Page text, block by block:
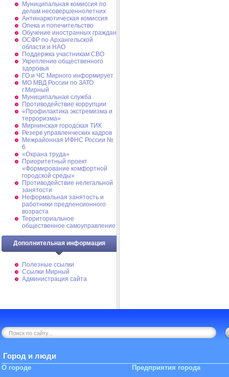
Муниципальная комиссия по
делам несовершеннолетних
Антинаркотическая комиссия
Опека и попечительство
Обучение иностранных граждан
ОСФР по Архангельской
области и НАО
Поддержка участникам СВО
Укрепление общественного
здоровья
ГО и ЧС Мирного информирует
МО МВД России по ЗАТО
г.Мирный
Муниципальная cлужба
Противодействие коррупции
«Профилактика экстремизма и
терроризма»
Мирнинская городская ТИК
Резерв управленческих кадров
Межрайонная ИФНС России №
6
«Охрана труда»
Приоритетный проект
«Формирование комфортной
городской среды»
Противодействие нелегальной
занятости
Неформальная занятость и
работники предпенсионного
возраста
Территориальное
общественное самоуправление
Дополнительная информация
Полезные ссылки
Ссылки Мирный
Администрация сайта
Город и люди
О городе Предприятия города